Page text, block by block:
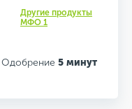
Другие продукты
МФО 1
Одобрение 5 минут